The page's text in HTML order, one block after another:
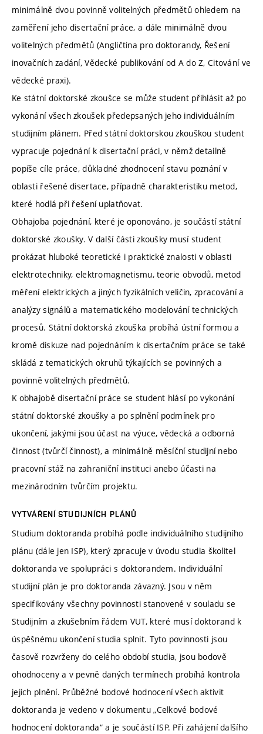
minimálně dvou povinně volitelných předmětů ohledem na
zaměření jeho disertační práce, a dále minimálně dvou
volitelných předmětů (Angličtina pro doktorandy, Řešení
inovačních zadání, Vědecké publikování od A do Z, Citování ve
vědecké praxi).
Ke státní doktorské zkoušce se může student přihlásit až po
vykonání všech zkoušek předepsaných jeho individuálním
studijním plánem. Před státní doktorskou zkouškou student
vypracuje pojednání k disertační práci, v němž detailně
popíše cíle práce, důkladné zhodnocení stavu poznání v
oblasti řešené disertace, případně charakteristiku metod,
které hodlá při řešení uplatňovat.
Obhajoba pojednání, které je oponováno, je součástí státní
doktorské zkoušky. V další části zkoušky musí student
prokázat hluboké teoretické i praktické znalosti v oblasti
elektrotechniky, elektromagnetismu, teorie obvodů, metod
měření elektrických a jiných fyzikálních veličin, zpracování a
analýzy signálů a matematického modelování technických
procesů. Státní doktorská zkouška probíhá ústní formou a
kromě diskuze nad pojednáním k disertačním práce se také
skládá z tematických okruhů týkajících se povinných a
povinně volitelných předmětů.
K obhajobě disertační práce se student hlásí po vykonání
státní doktorské zkoušky a po splnění podmínek pro
ukončení, jakými jsou účast na výuce, vědecká a odborná
činnost (tvůrčí činnost), a minimálně měsíční studijní nebo
pracovní stáž na zahraniční instituci anebo účasti na
mezinárodním tvůrčím projektu.
VYTVÁŘENÍ STUDIJNÍCH PLÁNŮ
Studium doktoranda probíhá podle individuálního studijního
plánu (dále jen ISP), který zpracuje v úvodu studia školitel
doktoranda ve spolupráci s doktorandem. Individuální
studijní plán je pro doktoranda závazný. Jsou v něm
specifikovány všechny povinnosti stanovené v souladu se
Studijním a zkušebním řádem VUT, které musí doktorand k
úspěšnému ukončení studia splnit. Tyto povinnosti jsou
časově rozvrženy do celého období studia, jsou bodově
ohodnoceny a v pevně daných termínech probíhá kontrola
jejich plnění. Průběžné bodové hodnocení všech aktivit
doktoranda je vedeno v dokumentu „Celkové bodové
hodnocení doktoranda“ a je součástí ISP. Při zahájení dalšího